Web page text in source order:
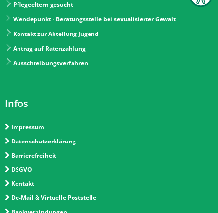
Pflegeeltern gesucht
Wendepunkt - Beratungsstelle bei sexualisierter Gewalt
Kontakt zur Abteilung Jugend
Antrag auf Ratenzahlung
Ausschreibungsverfahren
Infos
Impressum
Datenschutzerklärung
Barrierefreiheit
DSGVO
Kontakt
De-Mail & Virtuelle Poststelle